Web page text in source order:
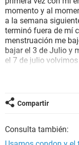
GLOSARIO
momento y al
a la semana
terminó fuera de mí
menstruación me
bajar el 3 de Julio y
el 7 de julio
terminó fuera con el
vez al terminar el
condiciones y
antes de usarlo, mi
días he presentado
vientre, a veces me
Compartir
Consulta también: